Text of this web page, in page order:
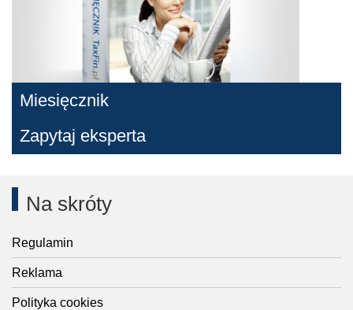
Miesięcznik
Zapytaj eksperta
Na skróty
Regulamin
Reklama
Polityka cookies